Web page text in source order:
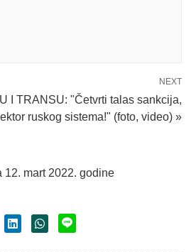
NEXT
I TRANSU: "Četvrti talas sankcija,
ruskog sistema!" (foto, video) »
mart 2022. godine